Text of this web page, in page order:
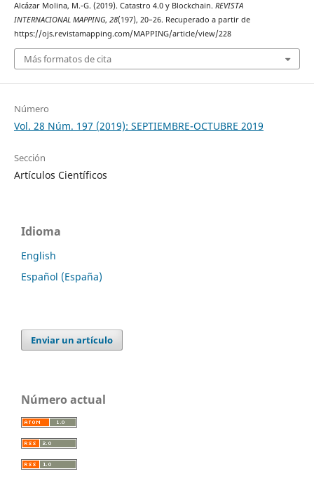
Alcázar Molina, M.-G. (2019). Catastro 4.0 y Blockchain. REVISTA
INTERNACIONAL MAPPING, 28(197), 20–26. Recuperado a partir de
https://ojs.revistamapping.com/MAPPING/article/view/228
Más formatos de cita
Número
Vol. 28 Núm. 197 (2019): SEPTIEMBRE-OCTUBRE 2019
Sección
Artículos Científicos
Idioma
English
Español (España)
Enviar un artículo
Número actual